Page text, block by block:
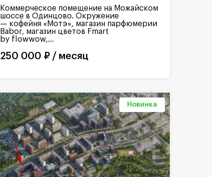
Коммерческое помещение на Можайском
шоссе в Одинцово. Окружение
— кофейня «Мотэ», магазин парфюмерии
Babor, магазин цветов Fmart
by flowwow,...
250 000 ₽ / месяц
Новинка